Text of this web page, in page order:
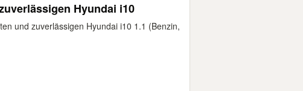
Hyundai i10
und zuverlässigen Hyundai i10 1.1 (Benzin,